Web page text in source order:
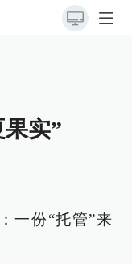
实”
一份“托管”来